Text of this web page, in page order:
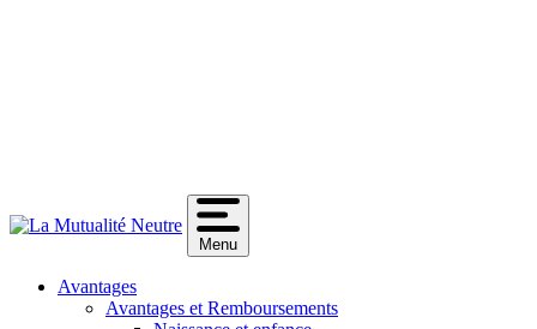
Menu
Avantages
Avantages et Remboursements